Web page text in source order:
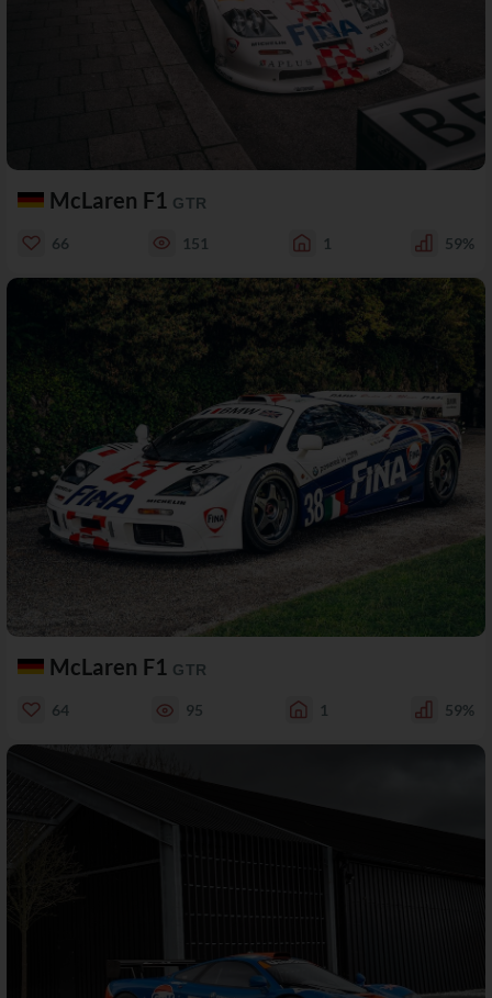
McLaren F1 GTR
66 151 1 59%
McLaren F1 GTR
64 95 1 59%